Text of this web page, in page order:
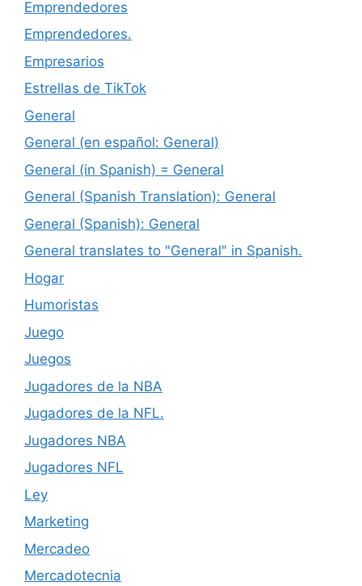
Emprendedores
Emprendedores.
Empresarios
Estrellas de TikTok
General
General (en español: General)
General (in Spanish) = General
General (Spanish Translation): General
General (Spanish): General
General translates to "General" in Spanish.
Hogar
Humoristas
Juego
Juegos
Jugadores de la NBA
Jugadores de la NFL.
Jugadores NBA
Jugadores NFL
Ley
Marketing
Mercadeo
Mercadotecnia